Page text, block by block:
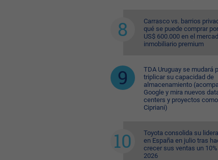
Carrasco vs. barrios
qué se puede comprar
US$ 600.000 en el
inmobiliario premium
TDA Uruguay se mudará
triplicar su capacidad de
almacenamiento
Google y mira nuevos
centers y proyectos como
Cipriani)
Toyota consolida su
en España en julio tras
crecer sus ventas un
2026